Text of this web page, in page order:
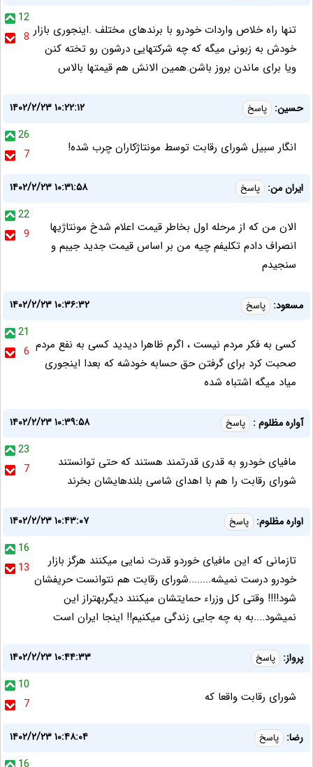
12
8 تنها راه خلاص واردات خودرو با برندهای مختلف .اینجوری بازار
خودش به زبونی میگه که چه شرکتهایی درشون رو تخته کنن
ویا برای ماندن بروز باشن.همین الانش هم قیمتها بالاس
حسین: پاسخ
۱۴۰۲/۲/۲۳ ۱۰:۲۲:۱۲
26
7
انگار سبیل شورای رقابت توسط مونتاژکاران چرب شده!
ایران من: پاسخ
۱۴۰۲/۲/۲۳ ۱۰:۳۱:۵۸
22
9
الان من که از مرحله اول بخاطر قیمت اعلام شدخ مونتاژیها
انصراف دادم تکلیفم چیه من بر اساس قیمت جدید جیبم و
سنجیدم
مسعود: پاسخ
۱۴۰۲/۲/۲۳ ۱۰:۳۶:۳۲
21
6 کسی به فکر مردم نیست ، اگرم ظاهرا دیدید کسی به نفع مردم
صحبت کرد برای گرفتن حق حسابه خودشه که بعدا اینجوری
میاد میگه اشتباه شده
آواره مظلوم : پاسخ
۱۴۰۲/۲/۲۳ ۱۰:۳۹:۵۸
23
7
مافیای خودرو به قدری قدرتمند هستند که حتی توانستند
شورای رقابت را هم با اهدای شاسی بلندهایشان بخرند
اواره مظلوم: پاسخ
۱۴۰۲/۲/۲۳ ۱۰:۴۳:۰۷
16
13
تازمانی که این مافیای خوردو قدرت نمایی میکنند هرگز بازار
خودرو درست نمیشه........شورای رقابت هم نتوانست حریفشان
شود!!!! وقتی کل وزراء حمایتشان میکنند دیگربهتراز این
نمیشود....به به چه جایی زندگی میکنیم!! اینجا ایران است
پرواز: پاسخ
۱۴۰۲/۲/۲۳ ۱۰:۴۴:۳۳
10
7
شورای رقابت واقعا که
رضا: پاسخ
۱۴۰۲/۲/۲۳ ۱۰:۴۸:۰۴